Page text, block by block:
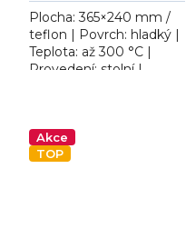
Plocha: 365×240 mm /
teflon | Povrch: hladký |
Teplota: až 300 °C |
Provedení: stolní |
gril s...
Akce
TOP